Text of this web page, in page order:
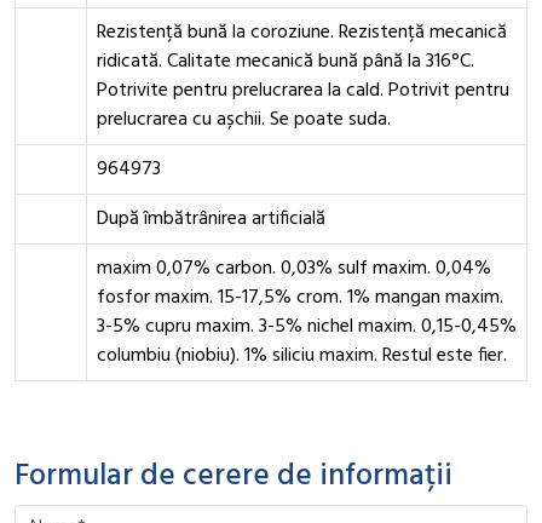
Rezistență bună la coroziune. Rezistență mecanică
ridicată. Calitate mecanică bună până la 316°C.
Potrivite pentru prelucrarea la cald. Potrivit pentru
prelucrarea cu așchii. Se poate suda.
964973
După îmbătrânirea artificială
maxim 0,07% carbon. 0,03% sulf maxim. 0,04%
fosfor maxim. 15-17,5% crom. 1% mangan maxim.
3-5% cupru maxim. 3-5% nichel maxim. 0,15-0,45%
columbiu (niobiu). 1% siliciu maxim. Restul este fier.
Formular de cerere de informații